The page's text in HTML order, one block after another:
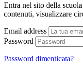
Entra nel sito della
contenuti, visualizzare
Email address
Password
Password dimenticata?